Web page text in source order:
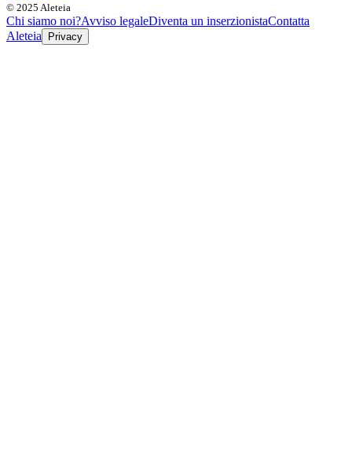
© 2025 Aleteia
Chi siamo noi?Avviso legaleDiventa un inserzionistaContatta
Aleteia
Privacy